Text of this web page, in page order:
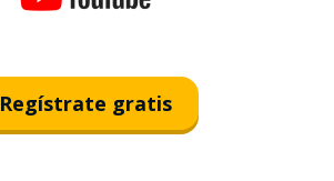
Regístrate gratis